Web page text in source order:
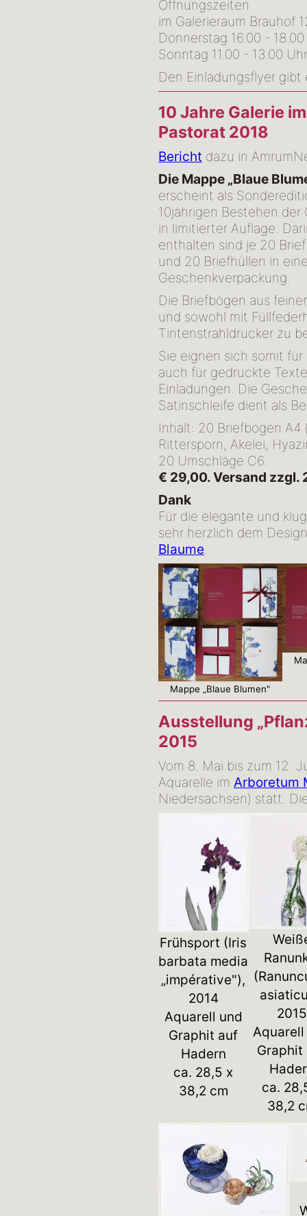
Öffnungszeiten
im Galerieraum Brauhof
Donnerstag 16.00 -
Sonntag 11.00 - 13.00
Den Einladungsflyer
10 Jahre Galerie
Pastorat 2018
Bericht dazu in
Die Mappe „Blaue
erscheint als
10jährigen Bestehen der
in limitierter Auflage.
enthalten sind je 20
und 20 Briefhüllen in
Geschenkverpackung.
Die Briefbögen aus
und sowohl mit
Tintenstrahldrucker zu
Sie eignen sich somit
auch für gedruckte
Einladungen. Die
Satinschleife dient als
Inhalt: 20 Briefbögen
Rittersporn, Akelei,
20 Umschläge C6.
€ 29,00. Versand zzgl.
Dank
Für die elegante und
sehr herzlich dem
Blaume.
Mappe „Blaue Blumen"
Ausstellung
2015
Vom 8. Mai bis zum 12.
Aquarelle im Arboretum
Niedersachsen) statt.
Frühsport (Iris
barbata media
„impérative"),
2014
Aquarell und
Graphit auf
Hadern
ca. 28,5 x
38,2 cm
2015
Graphit
ca.
38,2